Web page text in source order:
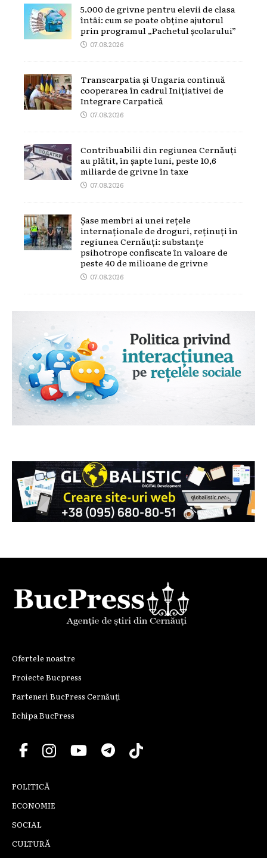
5.000 de grivne pentru elevii de clasa
întâi: cum se poate obține ajutorul
prin programul „Pachetul școlarului”
07.08.2026
Transcarpatia și Ungaria continuă
cooperarea în cadrul Inițiativei de
Integrare Carpatică
07.08.2026
Contribuabilii din regiunea Cernăuți
au plătit, în șapte luni, peste 10,6
miliarde de grivne în taxe
07.08.2026
Șase membri ai unei rețele
internaționale de droguri, reținuți în
regiunea Cernăuți: substanțe
psihotrope confiscate în valoare de
peste 40 de milioane de grivne
07.08.2026
Ofertele noastre
Proiecte Bucpress
Parteneri BucPress Cernăuți
Echipa BucPress
POLITICĂ
ECONOMIE
SOCIAL
CULTURĂ